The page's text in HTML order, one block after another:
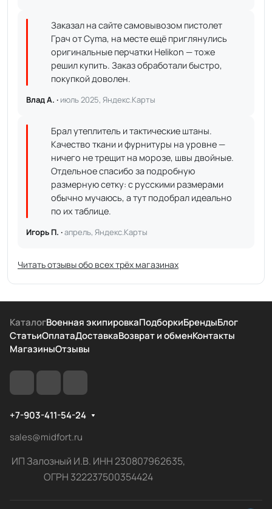
Заказал на сайте самовывозом пистолет
Грач от Cyma, на месте ещё приглянулись
оригинальные перчатки Helikon — тоже
решил купить. Заказ обработали быстро,
покупкой доволен.
Влад А. · июль 2025, Яндекс.Карты
Брал утеплитель и тактические штаны.
Качество ткани и фурнитуры на уровне —
ничего не трещит на морозе, швы двойные.
Отдельное спасибо за подробную
размерную сетку: с русскими размерами
обычно мучаюсь, а тут подобрал идеально
по их таблице.
Игорь П. ·апрель, Яндекс.Карты
Читать отзывы обо всех трёх магазинах
КаталогВоенная экипировкаПодборкиБрендыБлог
СтатьиОплатаДоставкаВозврат и обменКонтакты
МагазиныОтзывы
+7-903-411-54-24
sales@midfort.ru
ИП Залозный И.В. ИНН 230807962635,
ОГРН 322237500354424